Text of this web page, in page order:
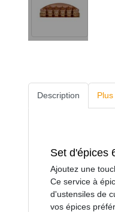
Description
Set d'épices
Ajoutez une
Ce service à
d'ustensiles de
vos épices